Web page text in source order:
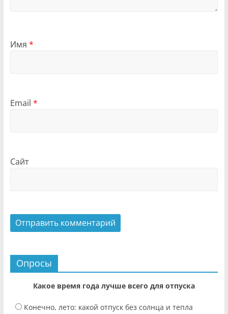
Имя *
Email *
Сайт
Опросы
Какое время года лучше всего для отпуска
Конечно, лето: какой отпуск без солнца и тепла